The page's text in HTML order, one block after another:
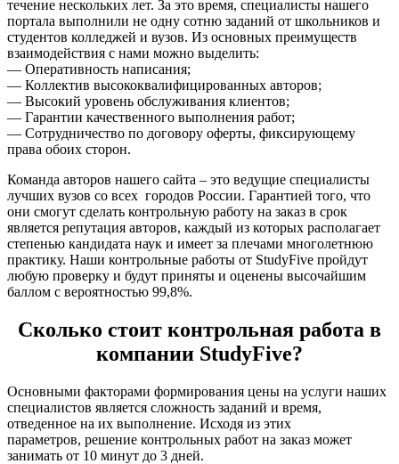
течение нескольких лет. За это время, специалисты нашего
портала выполнили не одну сотню заданий от школьников и
студентов колледжей и вузов. Из основных преимуществ
взаимодействия с нами можно выделить:
— Оперативность написания;
— Коллектив высококвалифицированных авторов;
— Высокий уровень обслуживания клиентов;
— Гарантии качественного выполнения работ;
— Сотрудничество по договору оферты, фиксирующему
права обоих сторон.
Команда авторов нашего сайта – это ведущие специалисты
лучших вузов со всех городов России. Гарантией того, что
они смогут сделать контрольную работу на заказ в срок
является репутация авторов, каждый из которых располагает
степенью кандидата наук и имеет за плечами многолетнюю
практику. Наши контрольные работы от StudyFive пройдут
любую проверку и будут приняты и оценены высочайшим
баллом с вероятностью 99,8%.
Сколько стоит контрольная работа в
компании StudyFive?
Основными факторами формирования цены на услуги наших
специалистов является сложность заданий и время,
отведенное на их выполнение. Исходя из этих
параметров, решение контрольных работ на заказ может
занимать от 10 минут до 3 дней.